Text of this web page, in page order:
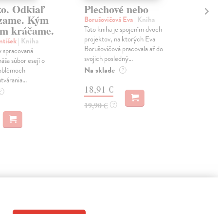
Odkiaľ
Kým
kráčame.
| Kniha
súbor esejí o
Plechové nebo
Borušovičová Eva| Kniha
Táto kniha je spojením dvoch
projektov, na ktorých Eva
Borušovičová pracovala až do
svojich posledný...
Na sklade ?
18,91 €
19,90 € ?
aj: